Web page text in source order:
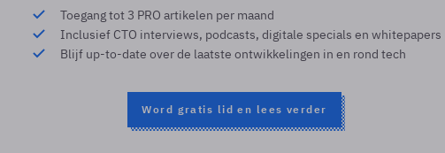
Toegang tot 3 PRO artikelen per maand
Inclusief CTO interviews, podcasts, digitale specials en whitepapers
Blijf up-to-date over de laatste ontwikkelingen in en rond tech
Word gratis lid en lees verder